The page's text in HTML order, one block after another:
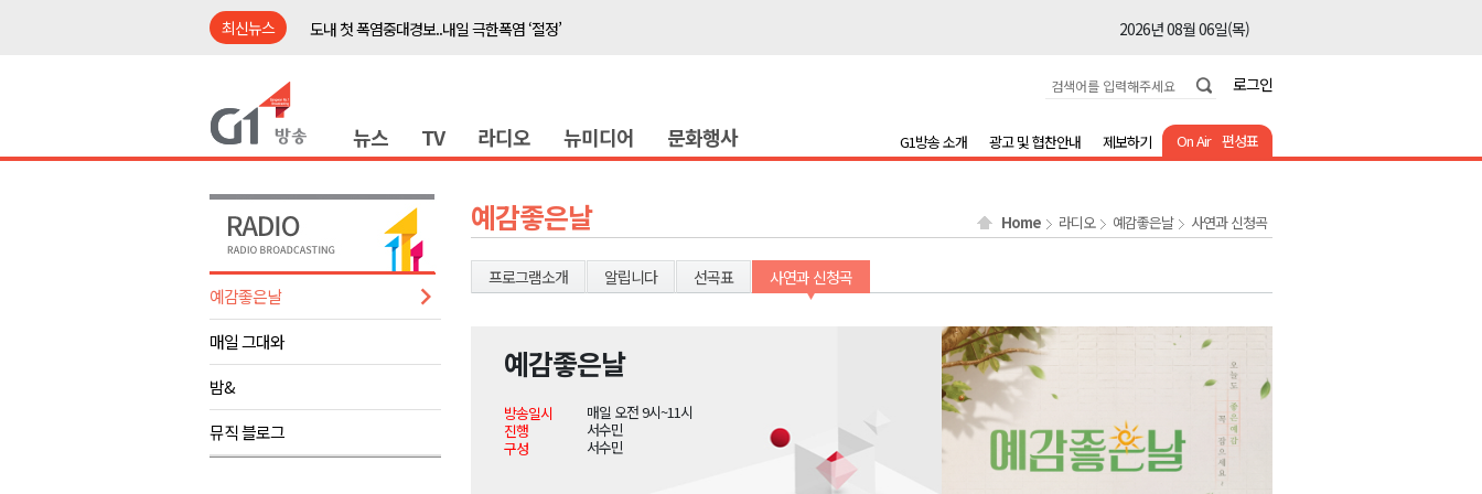
최신뉴스
도내 첫 폭염중대경보..내일 극한폭염 ‘절정’
2026년 08월 06일(목)
2026년 08월 06일(목)
횡성군, 광복절 맞아 태극기 나눔 행사
2026년 08월 06일(목)
양구군, 원주환경청에 비점오염저감 사업 등 건의
<강원랜드> 관광객이 인구 3배..싱가포르 복합리조트
2026년 08월 06일(목)
<강원랜드> 마카오 카지노 "복합리조트로 진화 중"
민선9기 양양군 공약사업 추진 전략 보고회 개최
2026년 08월 06일(목)
도내 첫 폭염중대경보..내일 극한폭염 ‘절정’
2026년 08월 06일(목)
태풍 '돌핀' 북상..폭염 더 심해지나?
2026년 08월 06일(목)
강릉시, 민선9기 21개 읍면동 타운홀 미팅 성료
2026년 08월 06일(목)
2026년 08월 06일(목)
로그인
뉴스 TV 라디오 뉴미디어 문화행사 On Air 편성표
G1방송 소개 광고 및 협찬안내 제보하기
예감좋은날
매일 그대와
밤&
뮤직 블로그
예감좋은날 Home 라디오 예감좋은날 사연과 신청곡
프로그램소개 알립니다 선곡표 사연과 신청곡
예감좋은날
방송일시
매일 오전 9시~11시
진행
서수민
구성
서수민